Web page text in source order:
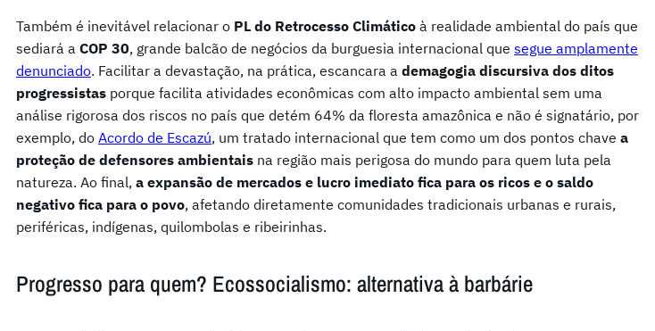
Também é inevitável relacionar o PL do Retrocesso Climático à realidade ambiental do país que
sediará a COP 30, grande balcão de negócios da burguesia internacional que segue amplamente
denunciado. Facilitar a devastação, na prática, escancara a demagogia discursiva dos ditos
progressistas porque facilita atividades econômicas com alto impacto ambiental sem uma
análise rigorosa dos riscos no país que detém 64% da floresta amazônica e não é signatário, por
exemplo, do Acordo de Escazú, um tratado internacional que tem como um dos pontos chave a
proteção de defensores ambientais na região mais perigosa do mundo para quem luta pela
natureza. Ao final, a expansão de mercados e lucro imediato fica para os ricos e o saldo
negativo fica para o povo, afetando diretamente comunidades tradicionais urbanas e rurais,
periféricas, indígenas, quilombolas e ribeirinhas.
Progresso para quem? Ecossocialismo: alternativa à barbárie